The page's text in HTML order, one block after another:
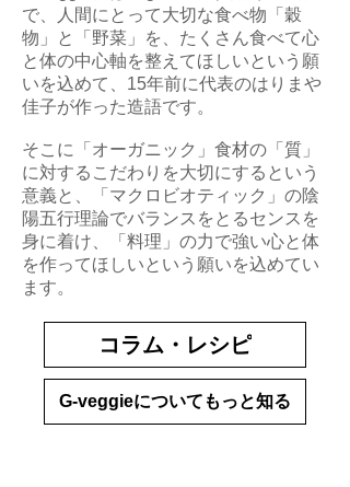
で、人間にとって大切な食べ物「穀
物」と「野菜」を、たくさん食べて心
と体の中心軸を整えてほしいという願
いを込めて、15年前に代表のはりまや
佳子が作った造語です。
そこに「オーガニック」食材の「質」
に対するこだわりを大切にするという
意義と、「マクロビオティック」の陰
陽五行理論でバランスをとるセンスを
身に着け、「料理」の力で強い心と体
を作ってほしいという願いを込めてい
ます。
コラム・レシピ
G-veggieについてもっと知る